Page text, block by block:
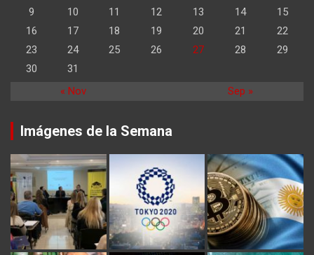
« Nov Sep »
9
10 11 12 13 14
15
16
17 18 19 20 21
22
23
24 25 26 27 28
29
30
31
Imágenes de la Semana